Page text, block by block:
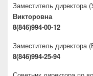
Заместитель директора
Викторовна
8(846)994-00-12
Заместитель директора
8(846)994-25-94